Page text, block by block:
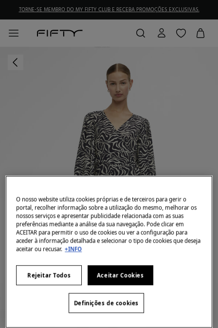
TORNE-SE MEMBRO DO MY FIFTY CLUB E RECEBA PROMOÇÕES EXCLUSIVAS.
O nosso website utiliza cookies próprias e de terceiros para gerir o
portal, recolher informação sobre a utilização do mesmo, melhorar os
nossos serviços e apresentar publicidade relacionada com as suas
preferências mediante a análise da sua navegação. Pode clicar em
ACEITAR para permitir o uso de cookies ou ver a configuração para
aceder à informação detalhada e selecionar o tipo de cookies que deseja
aceitar ou recusar. +INFO
Rejeitar Todos Aceitar Cookies
Definições de cookies